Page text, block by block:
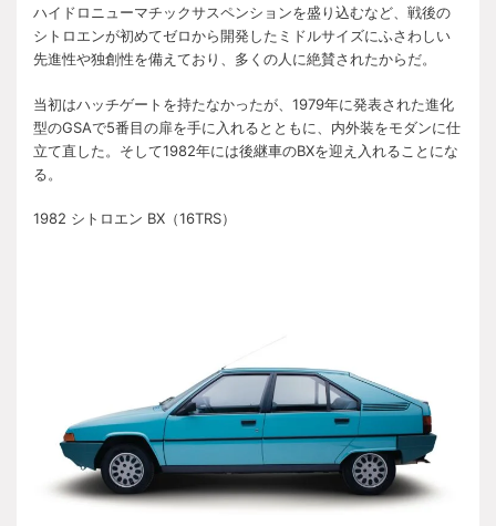
ハイドロニューマチックサスペンションを盛り込むなど、戦後の
シトロエンが初めてゼロから開発したミドルサイズにふさわしい
先進性や独創性を備えており、多くの人に絶賛されたからだ。
当初はハッチゲートを持たなかったが、1979年に発表された進化
型のGSAで5番目の扉を手に入れるとともに、内外装をモダンに仕
立て直した。そして1982年には後継車のBXを迎え入れることにな
る。
1982 シトロエン BX（16TRS）